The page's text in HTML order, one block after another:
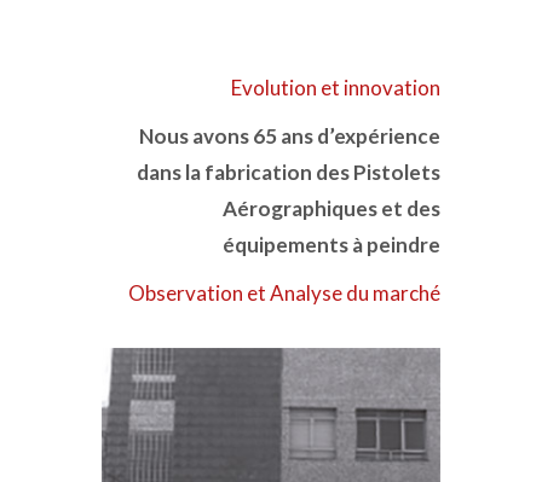
Evolution et innovation
Nous avons 65 ans d’expérience
dans la fabrication des Pistolets
Aérographiques et des
équipements à peindre
Observation et Analyse du marché